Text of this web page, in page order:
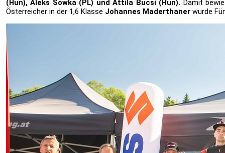
(Hun), Aleks Sowka (PL) und Attila Bucsi (Hun). Damit
Österreicher in der 1,6 Klasse Johannes Maderthaner wurde